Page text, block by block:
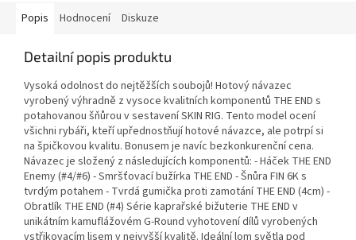
Popis Hodnocení Diskuze
Detailní popis produktu
Vysoká odolnost do nejtěžších soubojů! Hotový návazec
vyrobený výhradně z vysoce kvalitních komponentů THE END s
potahovanou šňůrou v sestavení SKIN RIG. Tento model ocení
všichni rybáři, kteří upřednostňují hotové návazce, ale potrpí si
na špičkovou kvalitu. Bonusem je navíc bezkonkurenční cena.
Návazec je složený z následujících komponentů: - Háček THE END
Enemy (#4/#6) - Smršťovací bužírka THE END - Šnůra FIN 6K s
tvrdým potahem - Tvrdá gumička proti zamotání THE END (4cm) -
Obratlík THE END (#4) Série kaprařské bižuterie THE END v
unikátním kamuflážovém G-Round vyhotovení dílů vyrobených